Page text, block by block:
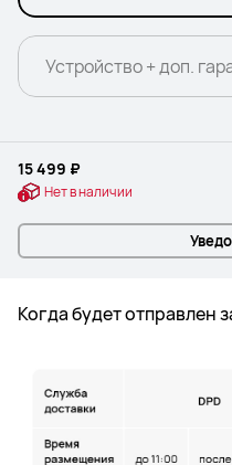
Устройство + доп.
15 499 ₽
Нет в наличии
Когда будет отправлен